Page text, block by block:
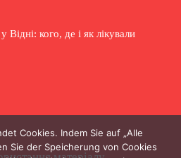
кого, де і як лікували
Cookies. Indem Sie auf „Alle
Sie der Speicherung von Cookies